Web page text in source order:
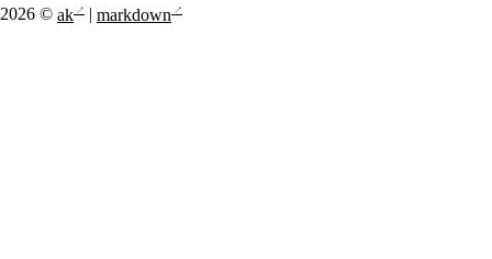
2026 © ak markdown